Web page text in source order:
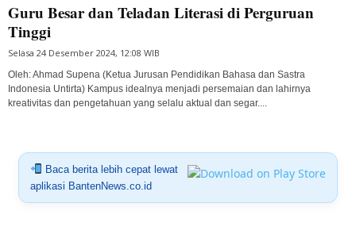
Guru Besar dan Teladan Literasi di Perguruan
Tinggi
Selasa 24 Desember 2024, 12:08 WIB
Oleh: Ahmad Supena (Ketua Jurusan Pendidikan Bahasa dan Sastra
Indonesia Untirta) Kampus idealnya menjadi persemaian dan lahirnya
kreativitas dan pengetahuan yang selalu aktual dan segar....
Baca berita lebih cepat lewat
aplikasi BantenNews.co.id